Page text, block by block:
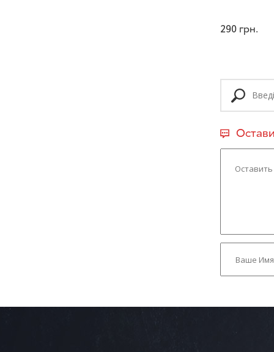
290 грн.